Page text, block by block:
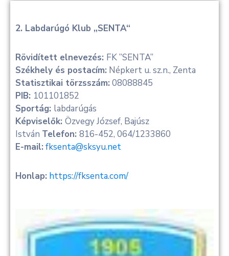
2. Labdarúgó Klub „SENTA“
Rövidített elnevezés: FK ”SENTA”
Székhely és postacím: Népkert u. sz.n., Zenta
Statisztikai törzsszám: 08088845
PIB: 101101852
Sportág: labdarúgás
Képviselők: Özvegy József, Bajúsz
István Telefon: 816-452, 064/1233860
E-mail: fksenta@sksyu.net
Honlap: https://fksenta.com/